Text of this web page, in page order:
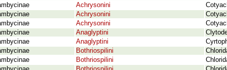
Achrysonini
Achrysonini
Achrysonini
Anaglyptini
Anaglyptini
Bothriospilini
Bothriospilini